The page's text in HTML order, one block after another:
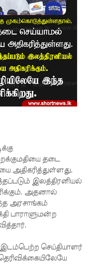
தடை
அதிகரித்துள்ளது.
இலத்திரனியல்
அதனால்
அரசாங்கம்
பாராளுமன்ற
இடம்பெற்ற செய்தியாளர்